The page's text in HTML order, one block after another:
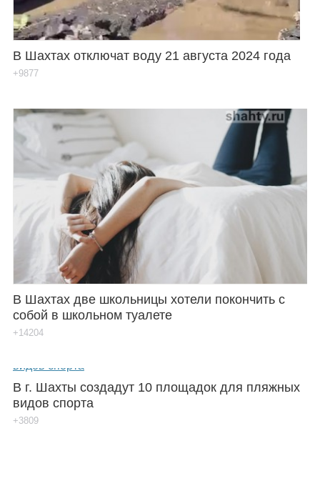
В Шахтах отключат воду 21 августа 2024 года
+9877
В Шахтах две школьницы хотели покончить с
собой в школьном туалете
+14204
В г. Шахты создадут 10 площадок для пляжных
видов спорта
+3809